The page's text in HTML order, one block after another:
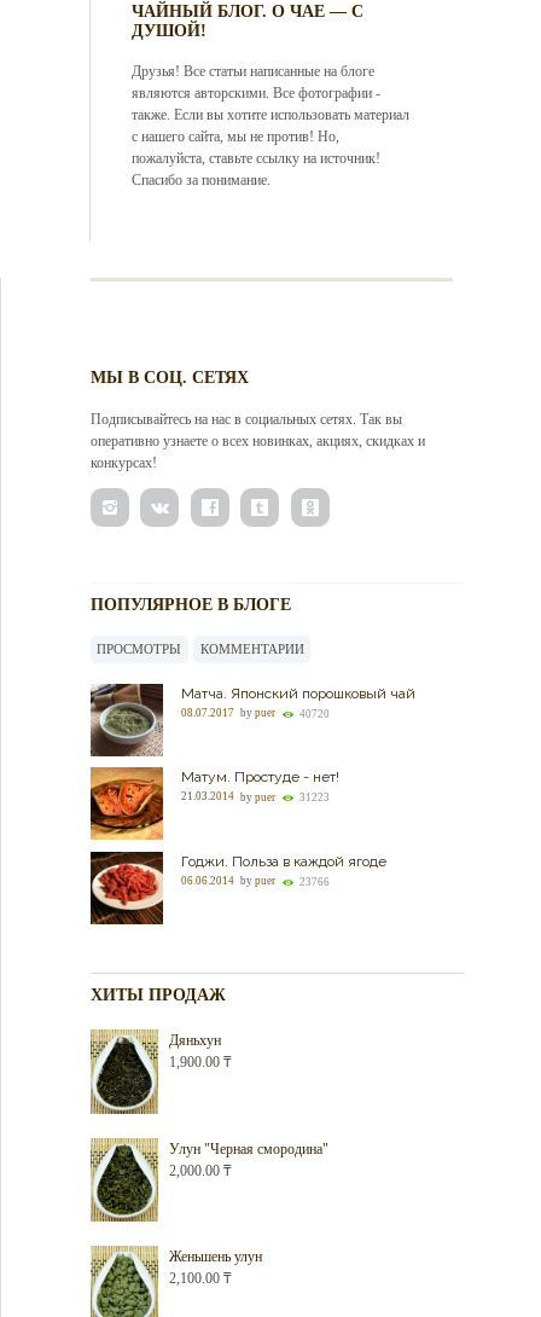
ЧАЙНЫЙ БЛОГ. О ЧАЕ — С
ДУШОЙ!
Друзья! Все статьи написанные на блоге
являются авторскими. Все фотографии -
также. Если вы хотите использовать материал
с нашего сайта, мы не против! Но,
пожалуйста, ставьте ссылку на источник!
Спасибо за понимание.
МЫ В СОЦ. СЕТЯХ
Подписывайтесь на нас в социальных сетях. Так вы
оперативно узнаете о всех новинках, акциях, скидках и
конкурсах!
ПОПУЛЯРНОЕ В БЛОГЕ
ПРОСМОТРЫ КОММЕНТАРИИ
Матча. Японский порошковый чай
08.07.2017 by puer 40720
Матум. Простуде - нет!
21.03.2014 by puer 31223
Годжи. Польза в каждой ягоде
06.06.2014 by puer 23766
ХИТЫ ПРОДАЖ
Дяньхун
1,900.00 ₸
Улун "Черная смородина"
2,000.00 ₸
Женьшень улун
2,100.00 ₸